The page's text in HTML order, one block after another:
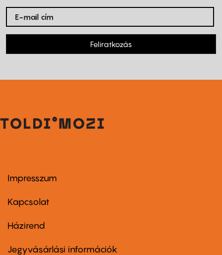
Feliratkozás
Footer
first
Impresszum
Kapcsolat
Footer
second
Házirend
Jegyvásárlási információk